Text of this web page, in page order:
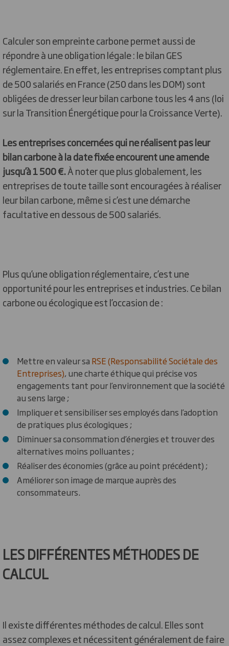
Calculer son empreinte carbone permet aussi de
répondre à une obligation légale : le bilan GES
réglementaire. En effet, les entreprises comptant plus
de 500 salariés en France (250 dans les DOM) sont
obligées de dresser leur bilan carbone tous les 4 ans (loi
sur la Transition Énergétique pour la Croissance Verte).
Les entreprises concernées qui ne réalisent pas leur
bilan carbone à la date fixée encourent une amende
jusqu’à 1 500 €.À noter que plus globalement, les
entreprises de toute taille sont encouragées à réaliser
leur bilan carbone, même si c’est une démarche
facultative en dessous de 500 salariés.
Plus qu’une obligation réglementaire, c’est une
opportunité pour les entreprises et industries. Ce bilan
carbone ou écologique est l’occasion de :
Mettre en valeur sa RSE (Responsabilité Sociétale des
Entreprises), une charte éthique qui précise vos
engagements tant pour l’environnement que la société
au sens large ;
Impliquer et sensibiliser ses employés dans l’adoption
de pratiques plus écologiques ;
Diminuer sa consommation d’énergies et trouver des
alternatives moins polluantes ;
Réaliser des économies (grâce au point précédent) ;
Améliorer son image de marque auprès des
consommateurs.
LES DIFFÉRENTES MÉTHODES DE
CALCUL
Il existe différentes méthodes de calcul. Elles sont
assez complexes et nécessitent généralement de faire